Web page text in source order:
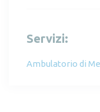
Servizi:
Ambulatorio di